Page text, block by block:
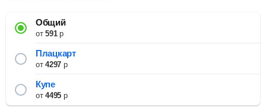
Общий
от591р
Плацкарт
от4297р
Купе
от4495р